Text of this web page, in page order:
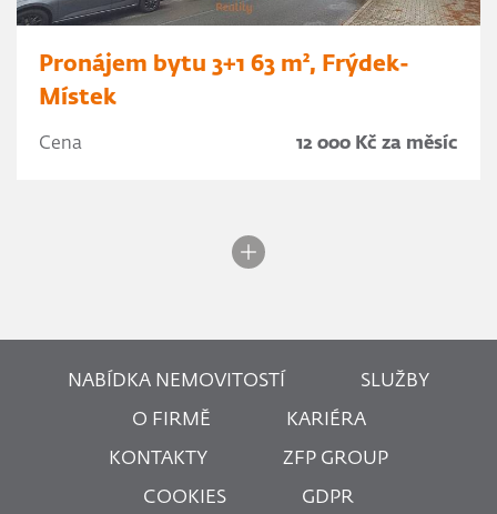
Pronájem bytu 3+1 63 m², Frýdek-
Místek
Cena 12 000 Kč za měsíc
NABÍDKA NEMOVITOSTÍ SLUŽBY
O FIRMĚ KARIÉRA
KONTAKTY ZFP GROUP
COOKIES GDPR